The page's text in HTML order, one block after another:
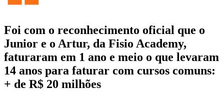
Foi com o reconhecimento oficial que o
Junior e o Artur, da Fisio Academy,
faturaram em 1 ano e meio o que levaram
14 anos para faturar com cursos comuns:
+ de R$ 20 milhões